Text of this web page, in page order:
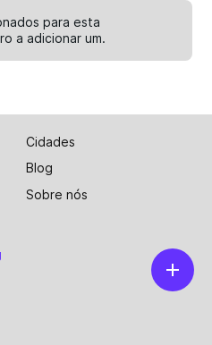
para esta
aadicionar um.
Cidades
Blog
Sobre nós